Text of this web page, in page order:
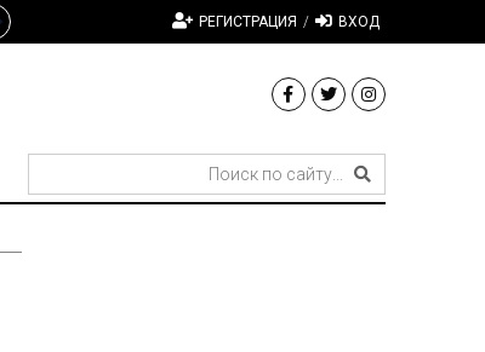
РЕГИСТРАЦИЯ / ВХОД